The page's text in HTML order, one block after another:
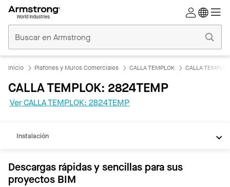
Comerciales
Inicio
Inicio Plafones y Muros Comerciales CALLA TEMPLOK CALLA
CALLA TEMPLOK: 2824TEMP
Ver CALLA TEMPLOK: 2824TEMP
REVIT
Instalación
Descargas rápidas y sencillas para sus
proyectos BIM